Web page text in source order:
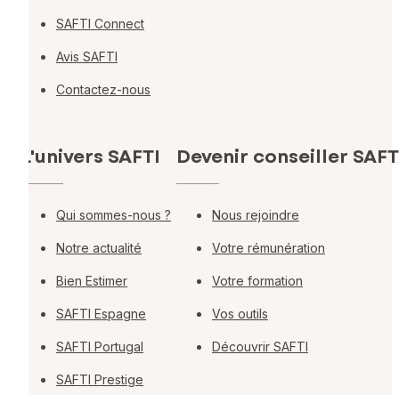
SAFTI Connect
Avis SAFTI
Contactez-nous
L'univers SAFTI
Qui sommes-nous ?
Notre actualité
Bien Estimer
SAFTI Espagne
SAFTI Portugal
SAFTI Prestige
Devenir conseiller
Nous rejoindre
Votre rémunération
Votre formation
Vos outils
Découvrir SAFTI